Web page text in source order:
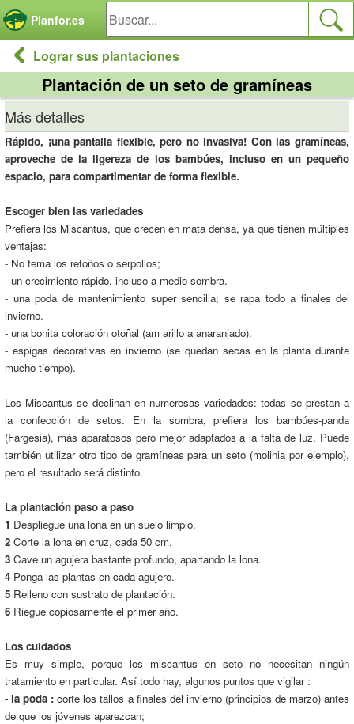
Planfor.es
Lograr sus plantaciones
Plantación de un seto de gramíneas
Más detalles
Rápido, ¡una pantalla flexible, pero no invasiva! Con las gramíneas,
aproveche de la ligereza de los bambúes, incluso en un pequeño
espacio, para compartimentar de forma flexible.
Escoger bien las variedades
Prefiera los Miscantus, que crecen en mata densa, ya que tienen múltiples
ventajas:
- No tema los retoños o serpollos;
- un crecimiento rápido, incluso a medio sombra.
- una poda de mantenimiento super sencilla; se rapa todo a finales del
invierno.
- una bonita coloración otoñal (am arillo a anaranjado).
- espigas decorativas en invierno (se quedan secas en la planta durante
mucho tiempo).
Los Miscantus se declinan en numerosas variedades: todas se prestan a
la confección de setos. En la sombra, prefiera los bambúes-panda
(Fargesia), más aparatosos pero mejor adaptados a la falta de luz. Puede
también utilizar otro tipo de gramíneas para un seto (molinia por ejemplo),
pero el resultado será distinto.
La plantación paso a paso
1 Despliegue una lona en un suelo limpio.
2 Corte la lona en cruz, cada 50 cm.
3 Cave un agujera bastante profundo, apartando la lona.
4 Ponga las plantas en cada agujero.
5 Relleno con sustrato de plantación.
6 Riegue copiosamente el primer año.
Los cuidados
Es muy simple, porque los miscantus en seto no necesitan ningún
tratamiento en particular. Así todo hay, algunos puntos que vigilar :
- la poda : corte los tallos a finales del invierno (principios de marzo) antes
de que los jóvenes aparezcan;
Panel de gestión de cookies